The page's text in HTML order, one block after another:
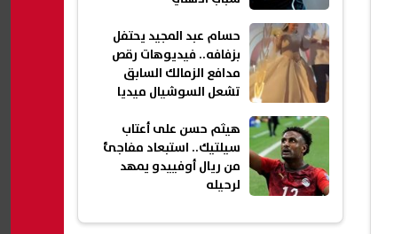
حسام عبد المجيد يحتفل
بزفافه.. فيديوهات رقص
مدافع الزمالك السابق
تشعل السوشيال ميديا
هيثم حسن على أعتاب
سيلتيك.. استبعاد مفاجئ
من ريال أوفييدو يمهد
لرحيله